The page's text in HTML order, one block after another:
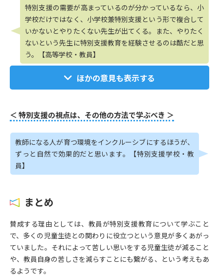
特別支援の需要が高まっているのが分かっているなら、小
学校だけではなく、小学校兼特別支援という形で複合して
いかないとやりたくない先生が出てくる。また、やりたく
ないという先生に特別支援教育を経験させるのは酷だと思
う。【高等学校・教員】
ほかの意見も表示する
＜ 特別支援の視点は、その他の方法で学ぶべき ＞
教師になる人が育つ環境をインクルーシブにするほうが、
ずっと自然で効果的だと思います。【特別支援学校・教
員】
まとめ
賛成する理由としては、教員が特別支援教育について学ぶこと
で、多くの児童生徒との関わりに役立つという意見が多くあがっ
ていました。それによって苦しい思いをする児童生徒が減ること
や、教員自身の苦しさを減らすことにも繋がる、という考えもあ
るようです。